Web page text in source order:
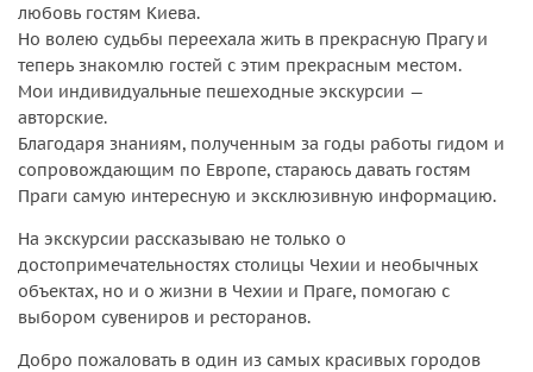
любовь гостям Киева.
Но волею судьбы переехала жить в прекрасную Прагу и
теперь знакомлю гостей с этим прекрасным местом.
Мои индивидуальные пешеходные экскурсии —
авторские.
Благодаря знаниям, полученным за годы работы гидом и
сопровождающим по Европе, стараюсь давать гостям
Праги самую интересную и эксклюзивную информацию.
На экскурсии рассказываю не только о
достопримечательностях столицы Чехии и необычных
объектах, но и о жизни в Чехии и Праге, помогаю с
выбором сувениров и ресторанов.
Добро пожаловать в один из самых красивых городов